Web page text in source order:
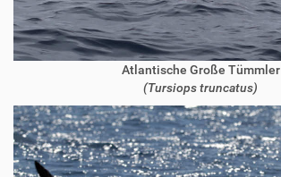
Atlantische Große Tümmler
(Tursiops truncatus)